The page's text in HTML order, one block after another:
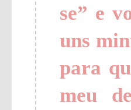
se” e
uns
para
meu